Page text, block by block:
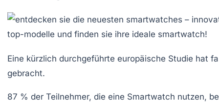
Eine kürzlich durchgeführte europäische Studie hat
gebracht.
87 % der Teilnehmer, die eine Smartwatch nutzen,